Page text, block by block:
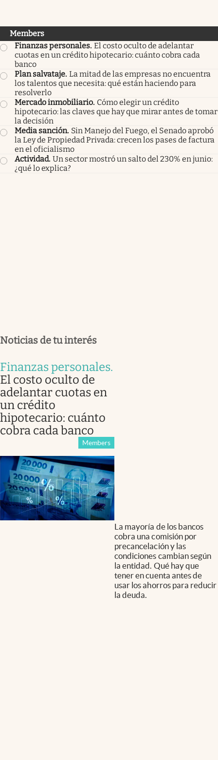
Members
Finanzas personales. El costo oculto de adelantar
cuotas en un crédito hipotecario: cuánto cobra cada
banco
Plan salvataje. La mitad de las empresas no encuentra
los talentos que necesita: qué están haciendo para
resolverlo
Mercado inmobiliario. Cómo elegir un crédito
hipotecario: las claves que hay que mirar antes de tomar
la decisión
Media sanción. Sin Manejo del Fuego, el Senado aprobó
la Ley de Propiedad Privada: crecen los pases de factura
en el oficialismo
Actividad. Un sector mostró un salto del 230% en junio:
¿qué lo explica?
Noticias de tu interés
Finanzas personales.
El costo oculto de
adelantar cuotas en
un crédito
hipotecario: cuánto
cobra cada banco
Members
La mayoría de los bancos
cobra una comisión por
precancelación y las
condiciones cambian según
la entidad. Qué hay que
tener en cuenta antes de
usar los ahorros para reducir
la deuda.